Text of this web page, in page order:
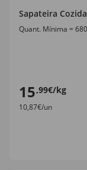
Sapateira
Quant. Mínima =
15,99€/kg
10,87€/un